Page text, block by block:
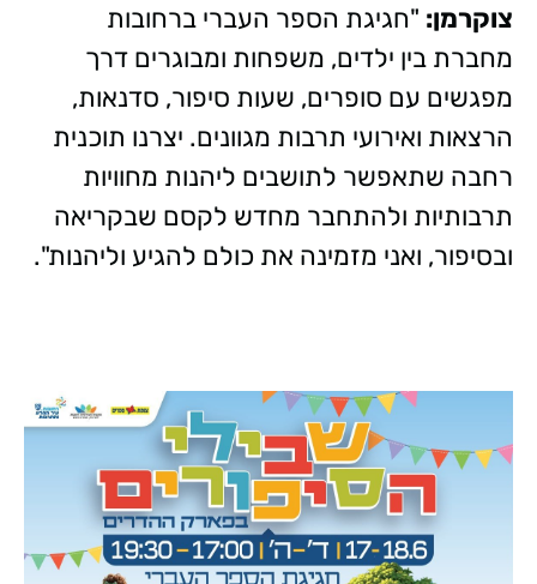
צוקרמן: "חגיגת הספר העברי ברחובות
מחברת בין ילדים, משפחות ומבוגרים דרך
מפגשים עם סופרים, שעות סיפור, סדנאות,
הרצאות ואירועי תרבות מגוונים. יצרנו תוכנית
רחבה שתאפשר לתושבים ליהנות מחוויות
תרבותיות ולהתחבר מחדש לקסם שבקריאה
ובסיפור, ואני מזמינה את כולם להגיע וליהנות".